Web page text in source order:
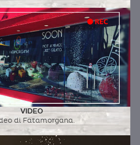
in omaggio ad una visita
GUSTI
VIDEO
di Fatamorgana.